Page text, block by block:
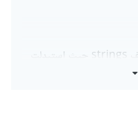
بالنسبة لي قمت بتعديل إضافي في ملف strings حيث استبدلت